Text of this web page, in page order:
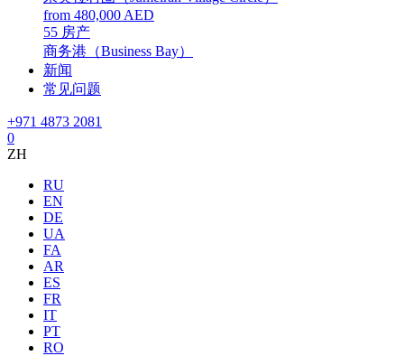
from 480,000 AED
55 房产
商务港（Business Bay）
新闻
常见问题
+971 4873 2081
0
ZH
RU
EN
DE
UA
FA
AR
ES
FR
IT
PT
RO